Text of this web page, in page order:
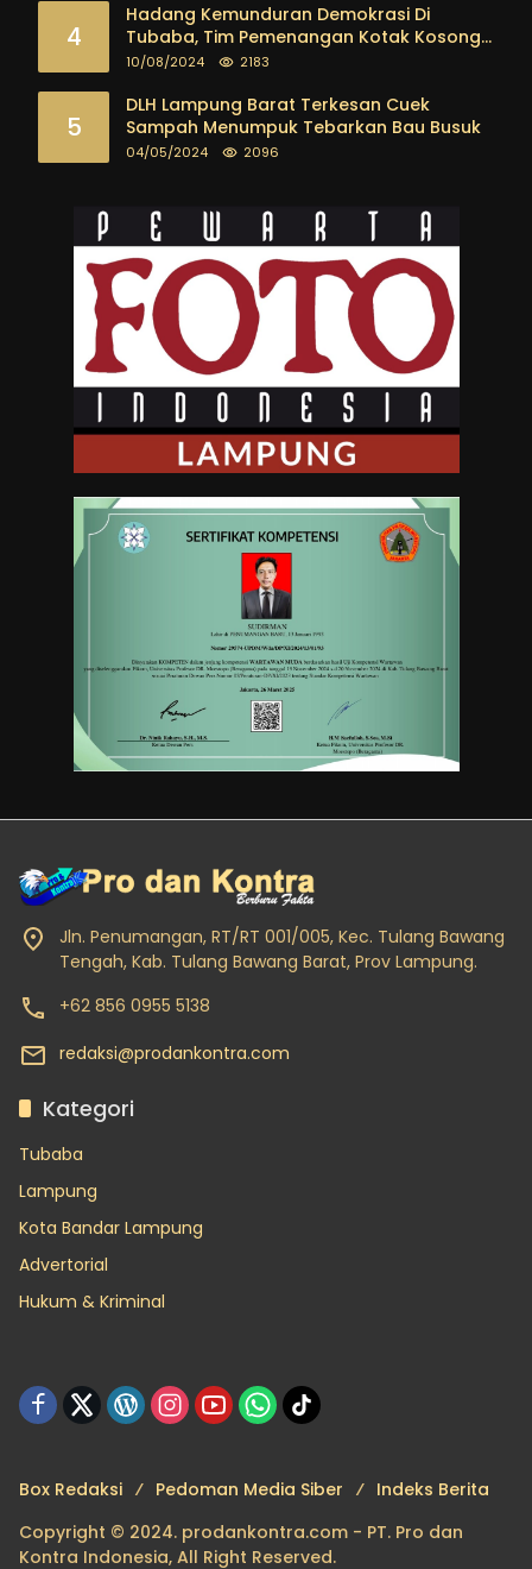
masyarakat
4
Hadang Kemunduran Demokrasi Di
Tubaba, Tim Pemenangan Kotak Kosong
Segera Dibentuk
10/08/2024 2183
5
DLH Lampung Barat Terkesan Cuek
Sampah Menumpuk Tebarkan Bau Busuk
04/05/2024 2096
Jln. Penumangan, RT/RT 001/005, Kec. Tulang Bawang
Tengah, Kab. Tulang Bawang Barat, Prov Lampung.
+62 856 0955 5138
redaksi@prodankontra.com
Kategori
Tubaba
Lampung
Kota Bandar Lampung
Advertorial
Hukum & Kriminal
Box Redaksi Pedoman Media Siber
Indeks Berita
Copyright © 2024. prodankontra.com - PT. Pro dan
Kontra Indonesia, All Right Reserved.